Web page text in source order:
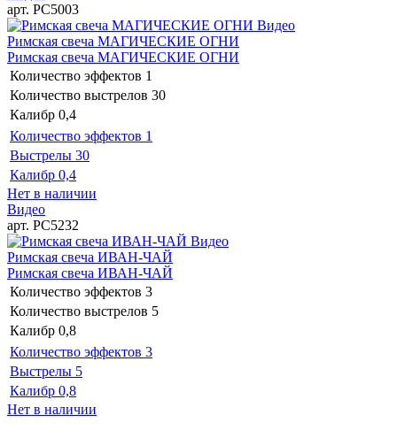
арт. РС5003
Видео
Римская свеча МАГИЧЕСКИЕ ОГНИ
Римская свеча МАГИЧЕСКИЕ ОГНИ
Количество эффектов 1
Количество выстрелов 30
Калибр 0,4
Количество эффектов 1
Выстрелы 30
Калибр 0,4
Нет в наличии
Видео
арт. РС5232
Видео
Римская свеча ИВАН-ЧАЙ
Римская свеча ИВАН-ЧАЙ
Количество эффектов 3
Количество выстрелов 5
Калибр 0,8
Количество эффектов 3
Выстрелы 5
Калибр 0,8
Нет в наличии